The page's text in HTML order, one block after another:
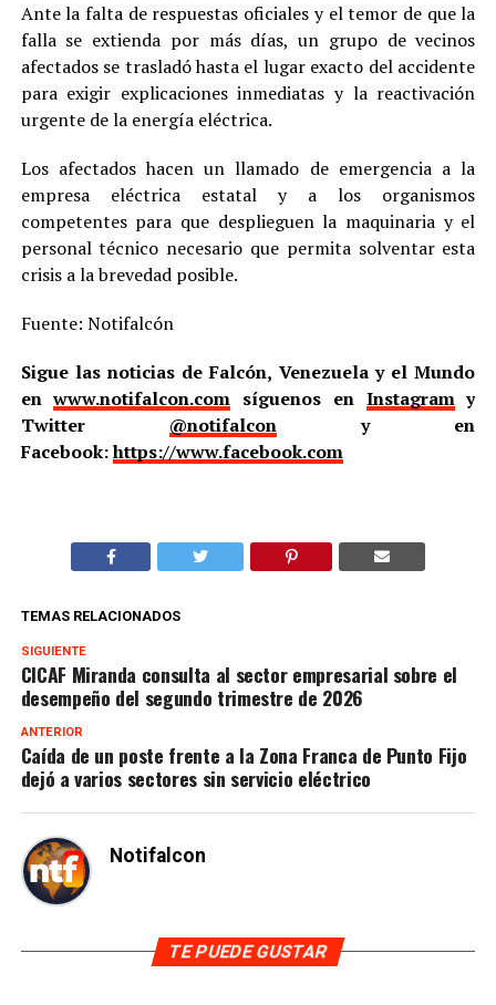
Ante la falta de respuestas oficiales y el temor de que la
falla se extienda por más días, un grupo de vecinos
afectados se trasladó hasta el lugar exacto del accidente
para exigir explicaciones inmediatas y la reactivación
urgente de la energía eléctrica.
Los afectados hacen un llamado de emergencia a la
empresa eléctrica estatal y a los organismos
competentes para que desplieguen la maquinaria y el
personal técnico necesario que permita solventar esta
crisis a la brevedad posible.
Fuente: Notifalcón
Sigue las noticias de Falcón, Venezuela y el Mundo
enwww.notifalcon.com síguenos en Instagramy
Twitter @notifalcony en
Facebook:https://www.facebook.com
TEMAS RELACIONADOS
SIGUIENTE
CICAF Miranda consulta al sector empresarial sobre el
desempeño del segundo trimestre de 2026
ANTERIOR
Caída de un poste frente a la Zona Franca de Punto Fijo
dejó a varios sectores sin servicio eléctrico
Notifalcon
TE PUEDE GUSTAR